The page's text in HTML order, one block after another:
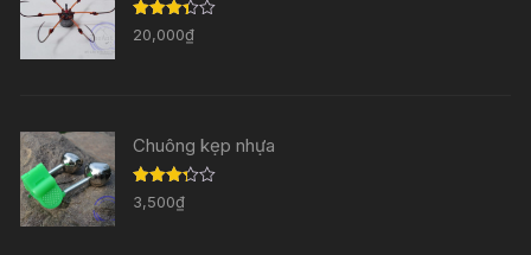
Được
xếp
20,000₫
Chuông kẹp nhựa
Được
xếp
3,500₫